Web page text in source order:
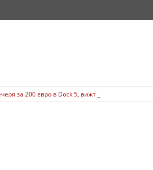
за 200 евро в Dock 5, вижте подробности